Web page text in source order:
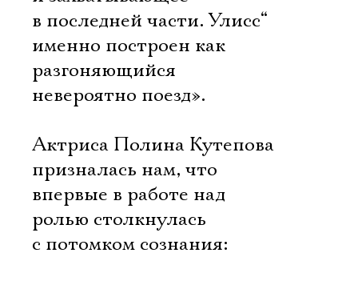
в последней части. Улисс“
именно построен как
разгоняющийся
невероятно поезд».
Актриса Полина Кутепова
призналась нам, что
впервые в работе над
ролью столкнулась
с потомком сознания: